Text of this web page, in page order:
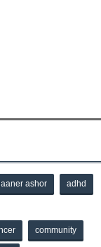
ashor adhd
community